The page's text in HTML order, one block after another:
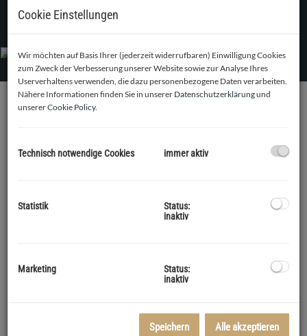
An einer Top Adresse in Tulln, ca. 500 m (5 Gehminuten) vom
Diese Wohnung B 403 hat eine Größe von 125,07m² mit
insgesamt 4 Zimmern, sowie eine Terrasse von 28,70 m² und
In der 1. Etage befindet sich die Diele im Eingangsbereich
(ca. 12,56m²) ein großer Wohnraum (ca. 44,79m²) mit
die Terrasse. Weiteres ein großes Schlafzimmer, eine
Speis, ein Abstellraum und ein separates WC.
Cookie Einstellungen
Wir möchten auf Basis Ihrer (jederzeit widerrufbaren) Einwilligung Cookies
zum Zweck der Verbesserung unserer Website sowie zur Analyse Ihres
Userverhaltens verwenden, die dazu personenbezogene Daten verarbeiten.
Nähere Informationen finden Sie in unserer Datenschutzerklärungund
unsererCookie Policy.
Technisch notwendige Cookies immer aktiv
Statistik
Status:
inaktiv
Marketing
Status:
inaktiv
Speichern Alle akzeptieren